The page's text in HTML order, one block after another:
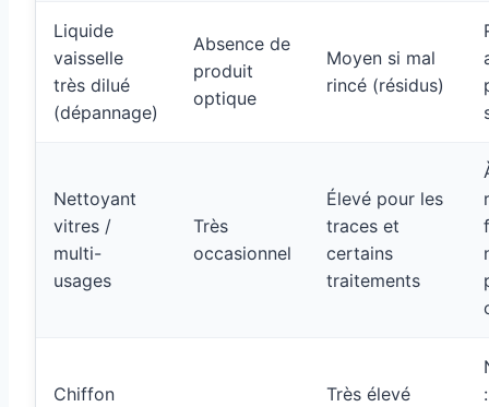
Liquide
vaisselle
très dilué
(dépannage)
Absence de
produit
optique
Moyen si mal
rincé (résidus)
Nettoyant
vitres /
multi-
usages
Très
occasionnel
Élevé pour les
traces et
certains
traitements
Chiffon
Très élevé